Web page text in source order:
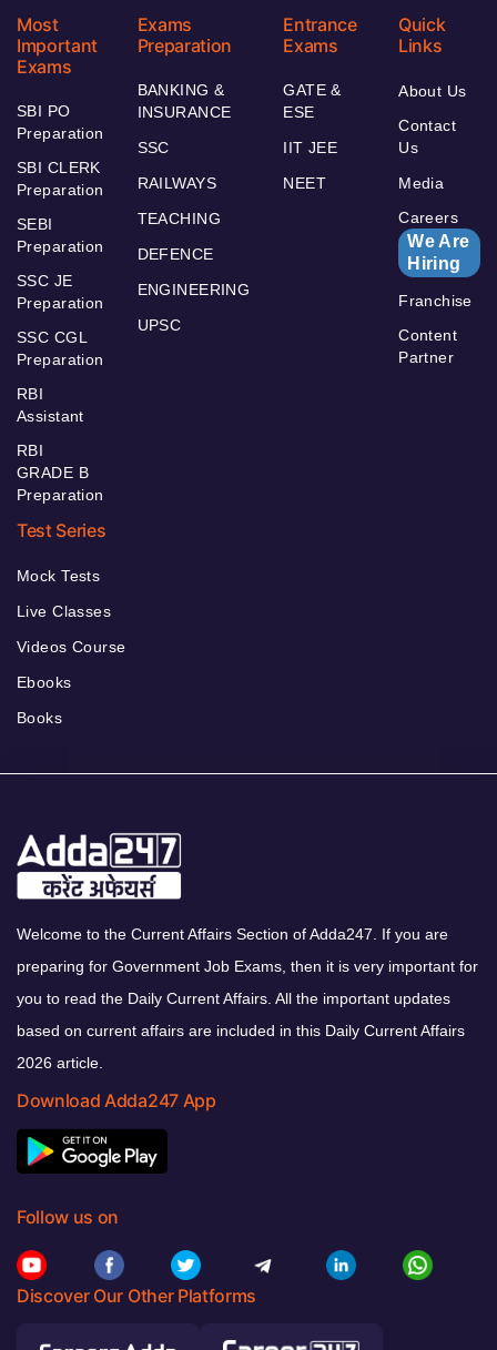
Most
Important
Exams
SBI PO
Preparation
SBI CLERK
Preparation
SEBI
Preparation
SSC JE
Preparation
SSC CGL
Preparation
RBI
Assistant
RBI
GRADE B
Preparation
Exams
Preparation
BANKING &
INSURANCE
SSC
RAILWAYS
TEACHING
DEFENCE
ENGINEERING
UPSC
Entrance
Exams
GATE &
ESE
IIT JEE
NEET
Quick
Links
About Us
Contact
Us
Media
Careers
We Are
Hiring
Franchise
Content
Partner
Test Series
Mock Tests
Live Classes
Videos Course
Ebooks
Books
Welcome to the Current Affairs Section of Adda247. If you are
preparing for Government Job Exams, then it is very important for
you to read the Daily Current Affairs. All the important updates
based on current affairs are included in this Daily Current Affairs
2026 article.
Download Adda247 App
Follow us on
Discover Our Other Platforms